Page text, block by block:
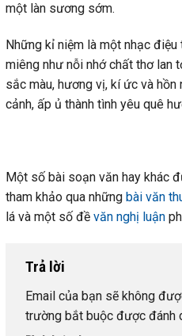
một làn sương sớm.
Những kỉ niệm là một nhạc
miêng như nỗi nhớ chất thơ lan
sắc màu, hương vị, kí ức và
cảnh, ấp ủ thành tình yêu quê
Một số bài soạn văn hay khác
tham khảo qua những bài văn
lá và một số đề văn nghị luận
Trả lời
Email của bạn sẽ không
trường bắt buộc được đánh